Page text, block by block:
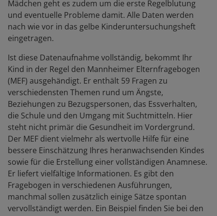
Mädchen geht es zudem um die erste Regelblutung
und eventuelle Probleme damit. Alle Daten werden
nach wie vor in das gelbe Kinderuntersuchungsheft
eingetragen.
Ist diese Datenaufnahme vollständig, bekommt Ihr
Kind in der Regel den Mannheimer Elternfragebogen
(MEF) ausgehändigt. Er enthält 59 Fragen zu
verschiedensten Themen rund um Ängste,
Beziehungen zu Bezugspersonen, das Essverhalten,
die Schule und den Umgang mit Suchtmitteln. Hier
steht nicht primär die Gesundheit im Vordergrund.
Der MEF dient vielmehr als wertvolle Hilfe für eine
bessere Einschätzung Ihres heranwachsenden Kindes
sowie für die Erstellung einer vollständigen Anamnese.
Er liefert vielfältige Informationen. Es gibt den
Fragebogen in verschiedenen Ausführungen,
manchmal sollen zusätzlich einige Sätze spontan
vervollständigt werden. Ein Beispiel finden Sie bei den